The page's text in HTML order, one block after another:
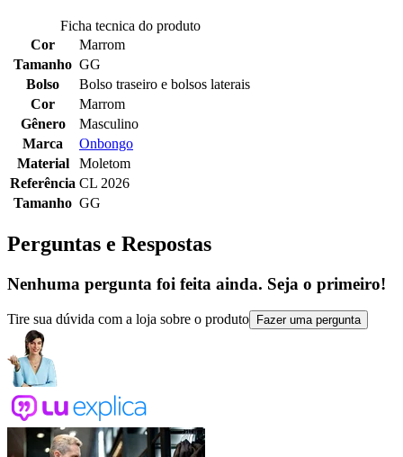
Ficha tecnica do produto
Cor
Marrom
Tamanho GG
Bolso
Bolso traseiro e bolsos laterais
Cor
Marrom
Gênero
Masculino
Marca
Onbongo
Material
Moletom
Referência CL 2026
Tamanho GG
Perguntas e Respostas
Nenhuma pergunta foi feita ainda. Seja o primeiro!
Tire sua dúvida com a loja sobre o produto Fazer uma pergunta